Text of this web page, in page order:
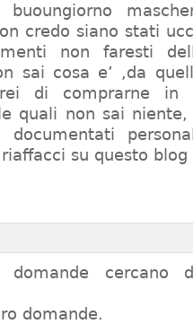
credo siano stati
non faresti
sai cosa e’ ,da
di comprarne in
quali non sai
su questo blog
domande cercano
domande.